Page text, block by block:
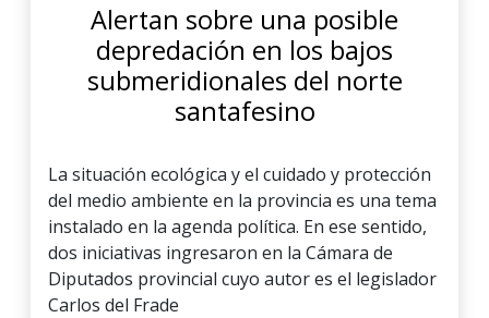
Alertan sobre una posible
depredación en los bajos
submeridionales del norte
santafesino
La situación ecológica y el cuidado y protección
del medio ambiente en la provincia es una tema
instalado en la agenda política. En ese sentido,
dos iniciativas ingresaron en la Cámara de
Diputados provincial cuyo autor es el legislador
Carlos del Frade